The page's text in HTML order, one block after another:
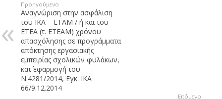
Προηγούμενο
Αναγνώριση στην ασφάλιση
του ΙΚΑ – ΕΤΑΜ / ή και του
ΕΤΕΑ (τ. ΕΤΕΑΜ) χρόνου
απασχόλησης σε προγράμματα
απόκτησης εργασιακής
εμπειρίας σχολικών φυλάκων,
κατ΄ εφαρμογή του
Ν.4281/2014, Εγκ. ΙΚΑ
66/9.12.2014
Επόμενο